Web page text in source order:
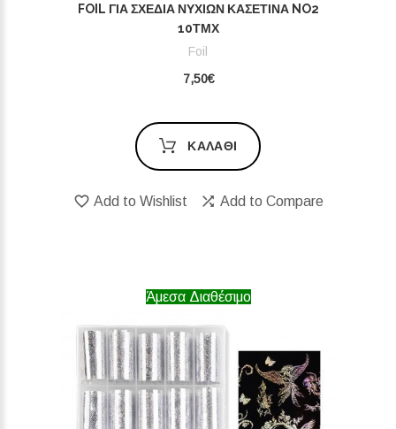
FOIL ΓΙΑ ΣΧΈΔΙΑ ΝΥΧΙΏΝ ΚΑΣΕΤΊΝΑ NO2
10ΤΜΧ
Foil
7,50€
ΚΑΛΆΘΙ
Add to Wishlist Add to Compare
Άμεσα Διαθέσιμο